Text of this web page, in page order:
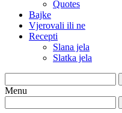
Quotes
Bajke
Vjerovali ili ne
Recepti
Slana jela
Slatka jela
Menu